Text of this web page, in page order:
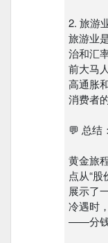
2. 旅游
旅游业
治和汇
前大马
高通胀
消费者
💬 总结：
黄金旅
点从“股
展示了
冷遇时
——分钱